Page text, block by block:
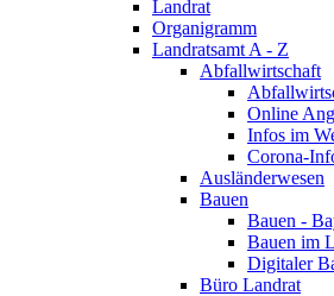
Landrat
Organigramm
Landratsamt A - Z
Abfallwirtschaft
Online
Infos im
Corona-
Ausländerwesen
Bauen
Bauen -
Bauen im
Digitaler
Büro Landrat